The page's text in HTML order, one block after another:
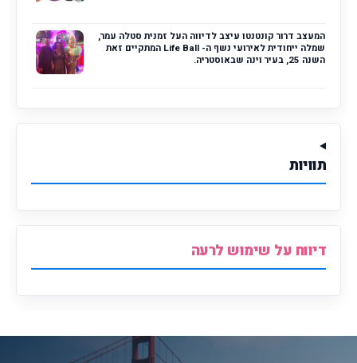
המעצב דרור קונטנטו עיצב לדיווה העל זמנית סטלה עמר,
שמלה ייחודית לאירועי נשף ה- Life Ball המתקיים זאת
השנה 25, בעיר וינה שבאוסטריה.
תוויות
דיווח על שימוש לרעה